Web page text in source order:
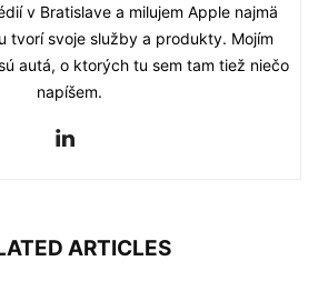
v Bratislave a milujem Apple najmä
tvorí svoje služby a produkty. Mojím
autá, o ktorých tu sem tam tiež niečo
napíšem.
ARTICLES